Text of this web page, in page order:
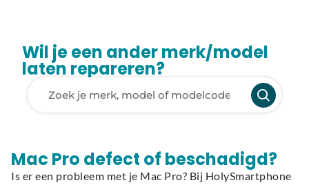
Wil je een ander merk/model
laten repareren?
Mac Pro defect of beschadigd?
Is er een probleem met je Mac Pro? Bij HolySmartphone